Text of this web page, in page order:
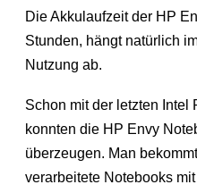
Die Akkulaufzeit der HP
Stunden, hängt natürlich
Nutzung ab.
Schon mit der letzten Intel
konnten die HP Envy
überzeugen. Man
verarbeitete Notebooks